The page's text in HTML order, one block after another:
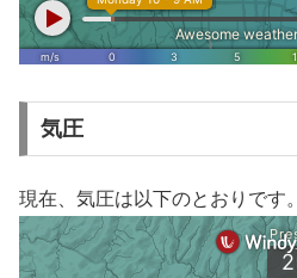
気圧
現在、気圧は以下のとおりです。